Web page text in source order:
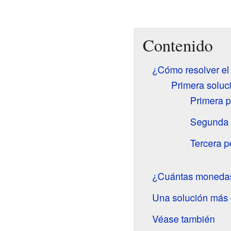
Contenido
¿Cómo resolver
Primera
Primera
Tercera
¿Cuántas
Una solución
Véase también